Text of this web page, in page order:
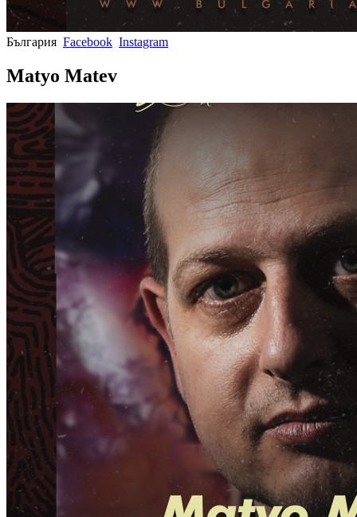
България Facebook Instagram
Matyo Matev